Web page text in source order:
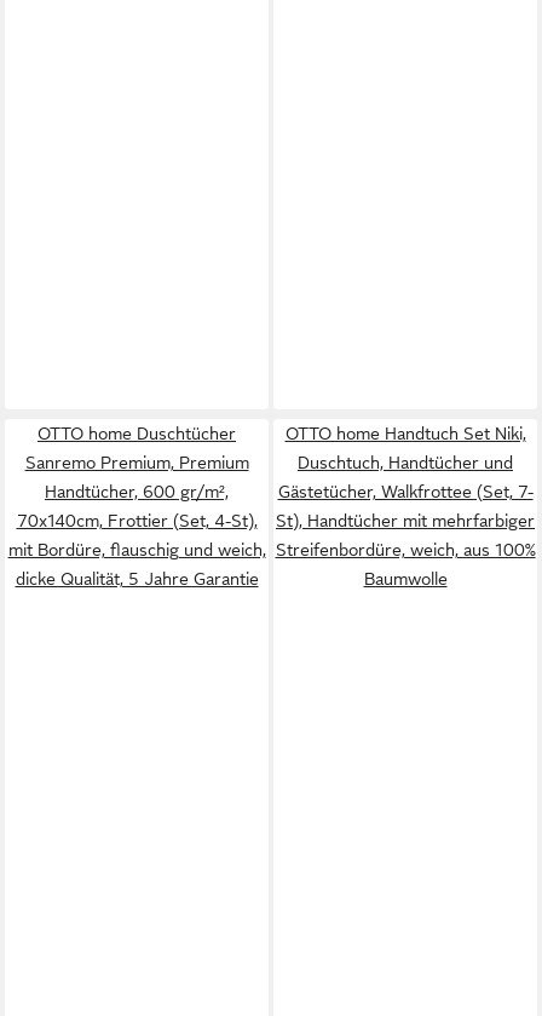
OTTO home Duschtücher
Sanremo Premium, Premium
Handtücher, 600 gr/m²,
70x140cm, Frottier (Set, 4-St),
mit Bordüre, flauschig und weich,
dicke Qualität, 5 Jahre Garantie
OTTO home Handtuch Set Niki,
Duschtuch, Handtücher und
Gästetücher, Walkfrottee (Set, 7-
St), Handtücher mit mehrfarbiger
Streifenbordüre, weich, aus 100%
Baumwolle